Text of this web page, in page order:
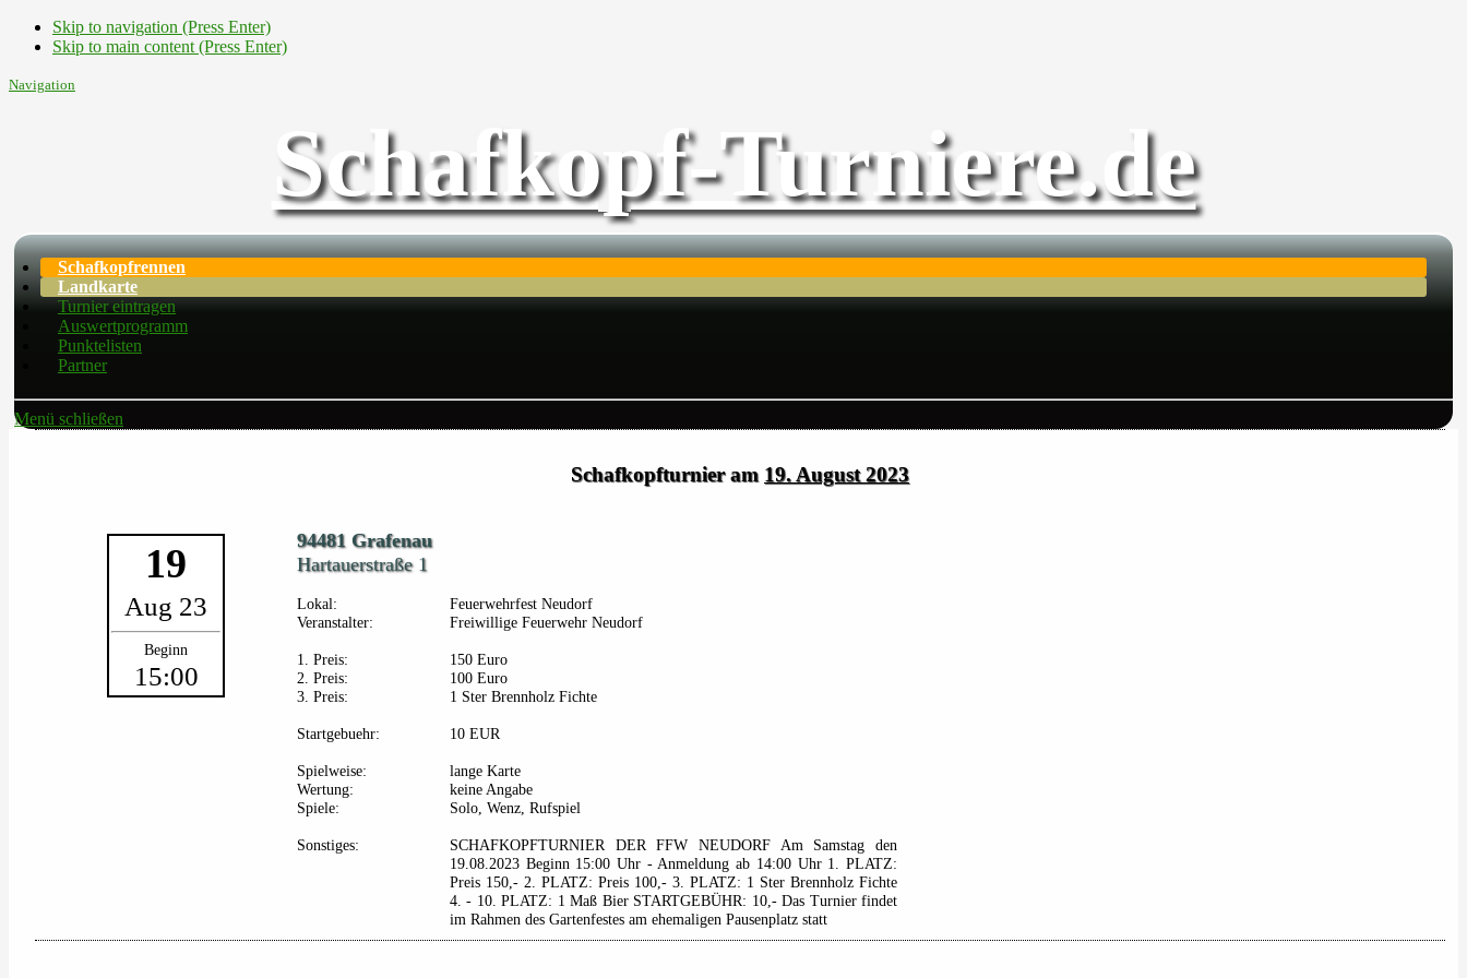
Skip to navigation (Press Enter)
Skip to main content (Press Enter)
Navigation
Schafkopf-Turniere.de
Schafkopfrennen
Landkarte
Turnier eintragen
Auswertprogramm
Punktelisten
Partner
Menü schließen
Schafkopfturnier am 19. August 2023
19
Aug 23
Beginn
15:00
94481 Grafenau
Hartauerstraße 1
Lokal:
Feuerwehrfest Neudorf
Veranstalter:
Freiwillige Feuerwehr Neudorf
1. Preis:
150 Euro
2. Preis:
100 Euro
3. Preis:
1 Ster Brennholz Fichte
Startgebuehr: 10 EUR
Spielweise:
lange Karte
Wertung:
keine Angabe
Spiele:
Solo, Wenz, Rufspiel
Sonstiges:
SCHAFKOPFTURNIER DER FFW NEUDORF Am Samstag den
19.08.2023 Beginn 15:00 Uhr - Anmeldung ab 14:00 Uhr 1. PLATZ:
Preis 150,- 2. PLATZ: Preis 100,- 3. PLATZ: 1 Ster Brennholz Fichte
4. - 10. PLATZ: 1 Maß Bier STARTGEBÜHR: 10,- Das Turnier findet
im Rahmen des Gartenfestes am ehemaligen Pausenplatz statt